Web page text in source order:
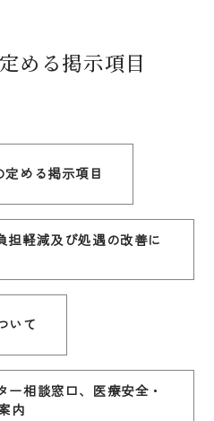
める掲示項目
定める掲示項目
担軽減及び処遇の改善に
いて
ー相談窓口、医療安全・
内